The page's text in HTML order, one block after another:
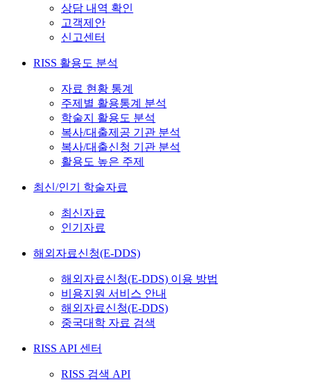
상담 내역 확인
고객제안
신고센터
RISS 활용도 분석
자료 현황 통계
주제별 활용통계 분석
학술지 활용도 분석
복사/대출제공 기관 분석
복사/대출신청 기관 분석
활용도 높은 주제
최신/인기 학술자료
최신자료
인기자료
해외자료신청(E-DDS)
해외자료신청(E-DDS) 이용 방법
비용지원 서비스 안내
해외자료신청(E-DDS)
중국대학 자료 검색
RISS API 센터
RISS 검색 API